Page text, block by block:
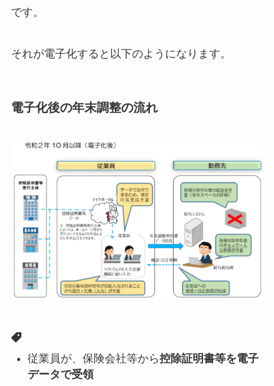
です。
それが電子化すると以下のようになります。
電子化後の年末調整の流れ
従業員が、保険会社等から控除証明書等を電子
データで受領